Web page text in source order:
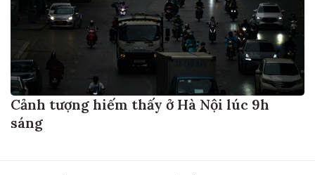
Cảnh tượng hiếm thấy ở Hà Nội lúc 9h
sáng